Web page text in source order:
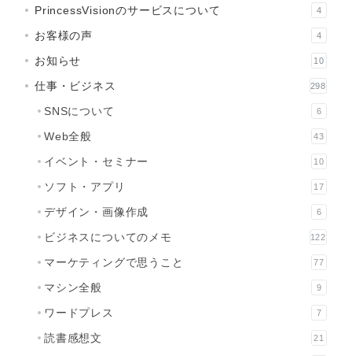
PrincessVisionのサービスについて 4
お客様の声 4
お知らせ 10
仕事・ビジネス 298
SNSについて 6
Web全般 43
イベント・セミナー 10
ソフト・アプリ 17
デザイン・画像作成 6
ビジネスについてのメモ 122
マーケティングで思うこと 77
マシン全般 9
ワードプレス 7
読書感想文 21